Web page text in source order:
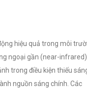
hiệu quả trong môi
ngoại gần (near-
trong điều kiện thiếu
nguồn sáng chính. Các